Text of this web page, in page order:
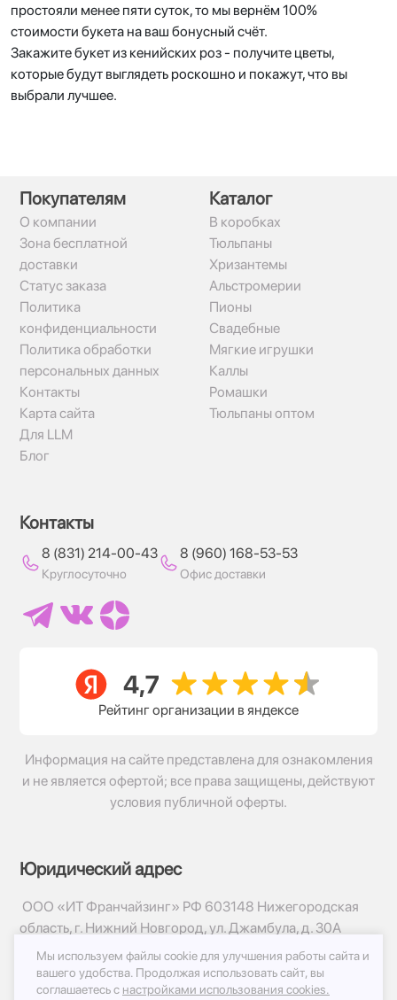
простояли менее пяти суток, то мы вернём 100%
стоимости букета на ваш бонусный счёт.
Закажите букет из кенийских роз - получите цветы,
которые будут выглядеть роскошно и покажут, что вы
выбрали лучшее.
Покупателям
О компании
Зона бесплатной
доставки
Статус заказа
Политика
конфиденциальности
Политика обработки
персональных данных
Контакты
Карта сайта
Для LLM
Блог
Каталог
В коробках
Тюльпаны
Хризантемы
Альстромерии
Пионы
Свадебные
Мягкие игрушки
Каллы
Ромашки
Тюльпаны оптом
Контакты
8 (831) 214-00-43
Круглосуточно
8 (960) 168-53-53
Офис доставки
Рейтинг организации в яндексе
Информация на сайте представлена для ознакомления
и не является офертой; все права защищены, действуют
условия публичной оферты.
Юридический адрес
ООО «ИТ Франчайзинг» РФ 603148 Нижегородская
область, г. Нижний Новгород, ул. Джамбула, д. 30А
© 2017-2026г, База Цветов 24.ру
Политика конфиденциальности
Мы используем файлы cookie для улучшения работы сайта и
вашего удобства. Продолжая использовать сайт, вы
соглашаетесь с настройками использования cookies.